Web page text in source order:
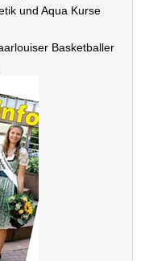
und Aqua Kurse
Basketballer